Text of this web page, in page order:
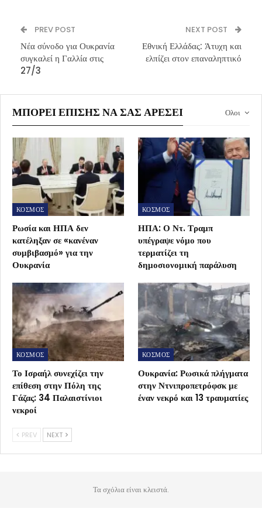
PREV POST
Νέα σύνοδο για Ουκρανία
συγκαλεί η Γαλλία στις
27/3
NEXT POST
Εθνική Ελλάδας: Άτυχη και
ελπίζει στον επαναληπτικό
Ολοι
ΜΠΟΡΕΊ ΕΠΊΣΗΣ ΝΑ ΣΑΣ ΑΡΈΣΕΙ
ΚΟΣΜΟΣ
Ρωσία και ΗΠΑ δεν
κατέληξαν σε «κανέναν
συμβιβασμό» για την
Ουκρανία
ΚΟΣΜΟΣ
ΗΠΑ: Ο Ντ. Τραμπ
υπέγραψε νόμο που
τερματίζει τη
δημοσιονομική παράλυση
ΚΟΣΜΟΣ
Το Ισραήλ συνεχίζει την
επίθεση στην Πόλη της
Γάζας: 34 Παλαιστίνιοι
νεκροί
ΚΟΣΜΟΣ
Ουκρανία: Ρωσικά πλήγματα
στην Ντνιπροπετρόφσκ με
έναν νεκρό και 13 τραυματίες
PREV NEXT
Τα σχόλια είναι κλειστά.